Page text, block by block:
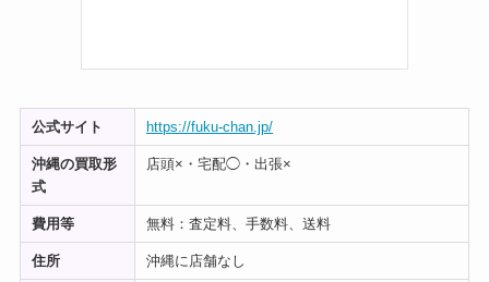
公式サイト https://fuku-chan.jp/
沖縄の買取形
式
店頭×・宅配◯・出張×
費用等 無料：査定料、手数料、送料
住所 沖縄に店舗なし